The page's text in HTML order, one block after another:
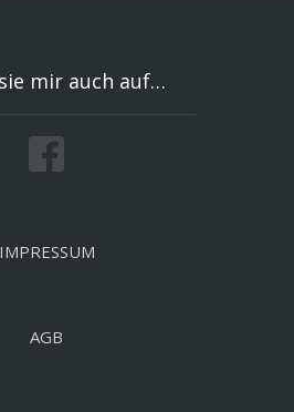
mir auch auf…
IMPRESSUM
AGB